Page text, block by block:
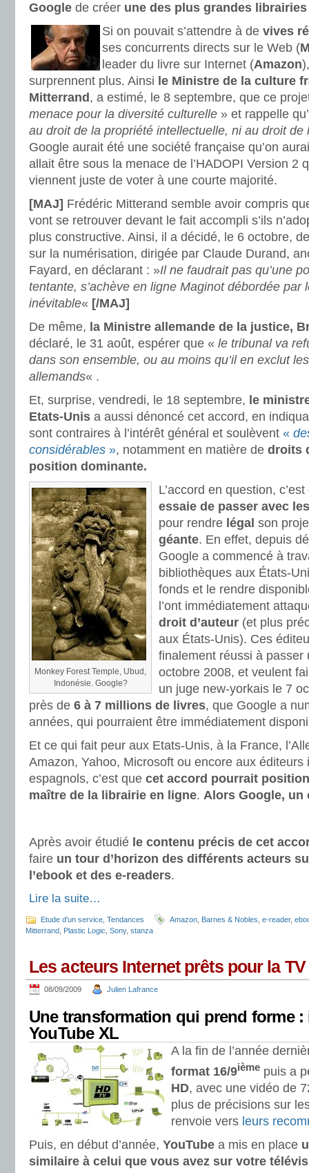
Google de créer une des plus grandes
Si on pouvait s’attendre à de vives
ses concurrents directs sur le Web (
leader du livre sur Internet (Amazon
surprennent plus. Ainsi le Ministre de la culture
Mitterrand , a estimé, le 8 septembre, que ce
menace pour la diversité culturelle » et rappelle
au droit de la propriété intellectuelle, ni au droit de
Google aurait été une société française qu’on
allait être sous la menace de l’HADOPI Version 2
viennent juste de voter à une courte majorité.
[MAJ] Frédéric Mitterand semble avoir compris
vont se retrouver devant le fait accompli s’ils
plus constructive. Ainsi, il a décidé, le 6 octobre,
sur la numérisation, dirigée par Claude Durand,
Fayard, en déclarant : »Il ne faudrait pas qu’une
tentante, s’achève en ligne Maginot débordée par
inévitable« [/MAJ]
De même, la Ministre allemande de la justice,
déclaré, le 31 août, espérer que « le tribunal va
dans son ensemble, ou au moins qu’il en exclut
allemands« .
Et, surprise, vendredi, le 18 septembre, le
Etats-Unis a aussi dénoncé cet accord, en
sont contraires à l’intérêt général et soulèvent «
considérables », notamment en matière de droits
position dominante.
Monkey Forest Temple, Ubud,
Indonésie. Google?
L’accord en question,
essaie de passer avec
pour rendre légal son
géante. En effet, depuis
Google a commencé à
bibliothèques aux États-
fonds et le rendre
l’ont immédiatement
droit d’auteur (et plus
aux États-Unis). Ces
finalement réussi à passer
octobre 2008, et veulent
un juge new-yorkais le 7
près de 6 à 7 millions de livres, que Google a
années, qui pourraient être immédiatement
Et ce qui fait peur aux Etats-Unis, à la France,
Amazon, Yahoo, Microsoft ou encore aux éditeurs
espagnols, c’est que cet accord pourrait
maître de la librairie en ligne. Alors Google, un
Après avoir étudié le contenu précis de cet
faire un tour d’horizon des différents acteurs
l’ebook et des e-readers.
Lire la suite…
Etude d'un service Tendances Amazon Barnes & Nobles e-reader,
Mitterrand Plastic Logic Sony, stanza
Les acteurs Internet prêts pour la
08/09/2009 Julien Lafrance
Une transformation qui prend forme
YouTube XL
A la fin de l’année
format 16/9ième puis a
HD, avec une vidéo de
plus de précisions sur
renvoie vers leurs
Puis, en début d’année, YouTube a mis en place
similaire à celui que vous avez sur votre